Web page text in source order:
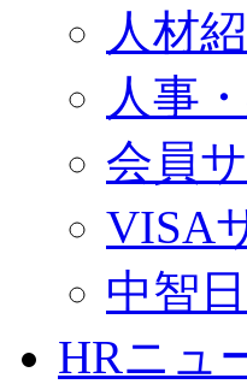
人材
人事
会員
VISA
中智
HRニュ